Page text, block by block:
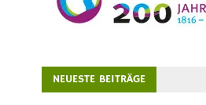
NEUESTE BEITRÄGE